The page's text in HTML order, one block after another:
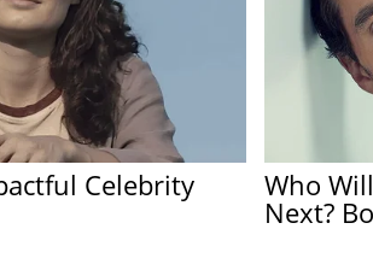
Celebrity Who
Next?